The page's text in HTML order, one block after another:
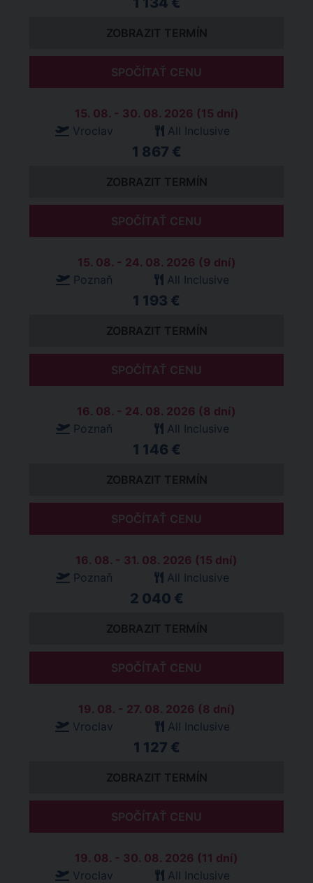
ZOBRAZIT TERMÍN
SPOČÍTAŤ CENU
15. 08. - 30. 08. 2026 (15 dní)
Vroclav
All Inclusive
1 867 €
ZOBRAZIT TERMÍN
SPOČÍTAŤ CENU
15. 08. - 24. 08. 2026 (9 dní)
Poznaň
All Inclusive
1 193 €
ZOBRAZIT TERMÍN
SPOČÍTAŤ CENU
16. 08. - 24. 08. 2026 (8 dní)
Poznaň
All Inclusive
1 146 €
ZOBRAZIT TERMÍN
SPOČÍTAŤ CENU
16. 08. - 31. 08. 2026 (15 dní)
Poznaň
All Inclusive
2 040 €
ZOBRAZIT TERMÍN
SPOČÍTAŤ CENU
19. 08. - 27. 08. 2026 (8 dní)
Vroclav
All Inclusive
1 127 €
ZOBRAZIT TERMÍN
SPOČÍTAŤ CENU
19. 08. - 30. 08. 2026 (11 dní)
Vroclav
All Inclusive